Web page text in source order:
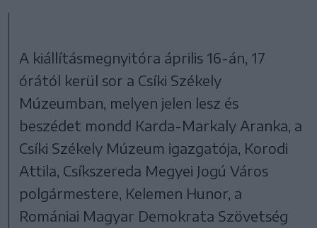
A kiállításmegnyitóra április 16-án, 17
órától kerül sor a Csíki Székely
Múzeumban, melyen jelen lesz és
beszédet mondd Karda-Markaly Aranka, a
Csíki Székely Múzeum igazgatója, Korodi
Attila, Csíkszereda Megyei Jogú Város
polgármestere, Kelemen Hunor, a
Romániai Magyar Demokrata Szövetség